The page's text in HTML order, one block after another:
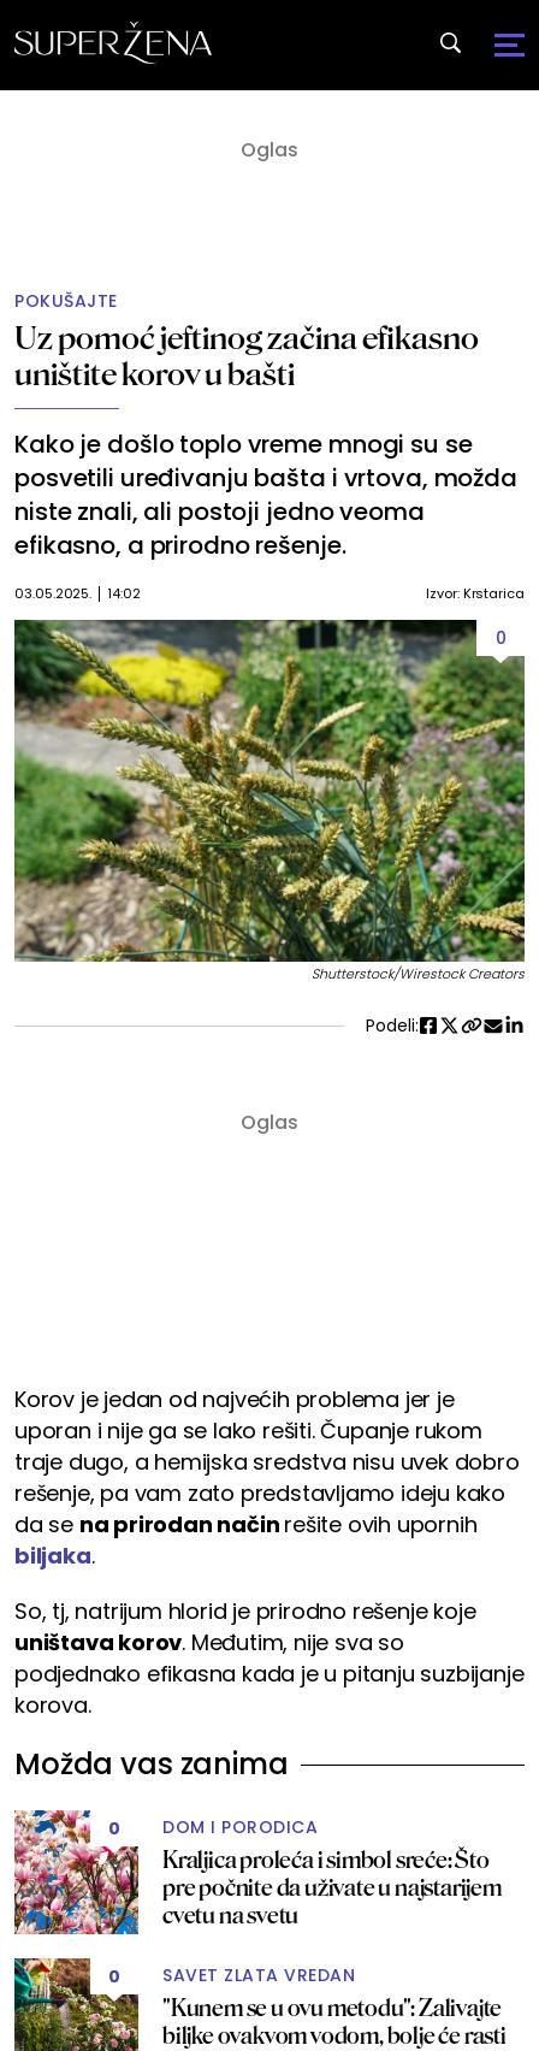
POKUŠAJTE
Uz pomoć jeftinog začina efikasno
uništite korov u bašti
Kako je došlo toplo vreme mnogi su se
posvetili uređivanju bašta i vrtova, možda
niste znali, ali postoji jedno veoma
efikasno, a prirodno rešenje.
03.05.2025. 14:02 Izvor: Krstarica
0
Shutterstock/Wirestock Creators
Podeli:
Korov je jedan od najvećih problema jer je
uporan i nije ga se lako rešiti. Čupanje rukom
traje dugo, a hemijska sredstva nisu uvek dobro
rešenje, pa vam zato predstavljamo ideju kako
da se na prirodan način rešite ovih upornih
biljaka.
So, tj, natrijum hlorid je prirodno rešenje koje
uništava korov. Međutim, nije sva so
podjednako efikasna kada je u pitanju suzbijanje
korova.
Možda vas zanima
0 DOM I PORODICA
Kraljica proleća i simbol sreće: Što
pre počnite da uživate u najstarijem
cvetu na svetu
0 SAVET ZLATA VREDAN
"Kunem se u ovu metodu": Zalivajte
biljke ovakvom vodom, bolje će rasti